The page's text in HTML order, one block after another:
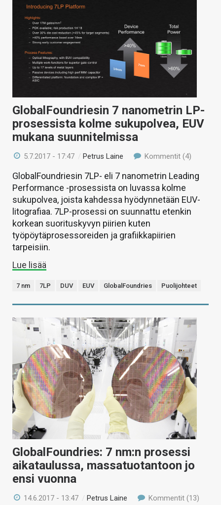
GlobalFoundriesin 7 nanometrin LP-
prosessista kolme sukupolvea, EUV
mukana suunnitelmissa
5.7.2017 - 17:47 /Petrus Laine Kommentit (4)
GlobalFoundriesin 7LP- eli 7 nanometrin Leading
Performance -prosessista on luvassa kolme
sukupolvea, joista kahdessa hyödynnetään EUV-
litografiaa. 7LP-prosessi on suunnattu etenkin
korkean suorituskyvyn piirien kuten
työpöytäprosessoreiden ja grafiikkapiirien
tarpeisiin.
Lue lisää
7 nm 7LP DUV EUV GlobalFoundries Puolijohteet
GlobalFoundries: 7 nm:n prosessi
aikataulussa, massatuotantoon jo
ensi vuonna
14.6.2017 - 13:47 /Petrus Laine Kommentit (13)